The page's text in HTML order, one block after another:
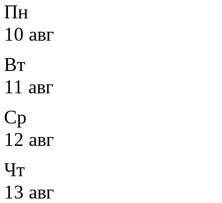
Пн
10 авг
Вт
11 авг
Ср
12 авг
Чт
13 авг